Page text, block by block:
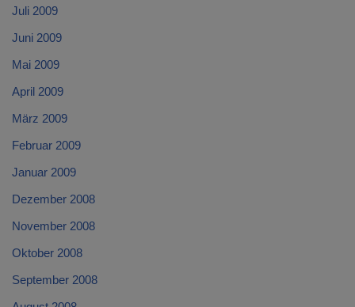
Juli 2009
Juni 2009
Mai 2009
April 2009
März 2009
Februar 2009
Januar 2009
Dezember 2008
November 2008
Oktober 2008
September 2008